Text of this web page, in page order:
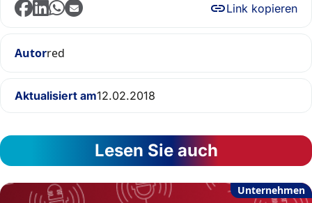
Link kopieren
Autorred
Aktualisiert am12.02.2018
Lesen Sie auch
Unternehmen